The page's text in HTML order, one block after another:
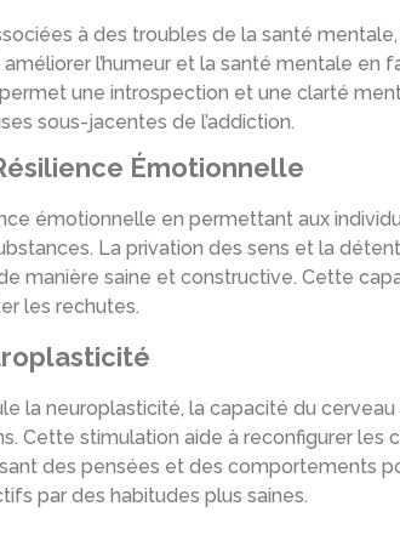
à des troubles de la santé
l’humeur et la santé mentale en
une introspection et une clarté
sous-jacentes de l’addiction.
Émotionnelle
émotionnelle en permettant aux
La privation des sens et la
manière saine et constructive. Cette
les rechutes.
la neuroplasticité, la capacité du cerveau
Cette stimulation aide à reconfigurer les
des pensées et des comportements
par des habitudes plus saines.